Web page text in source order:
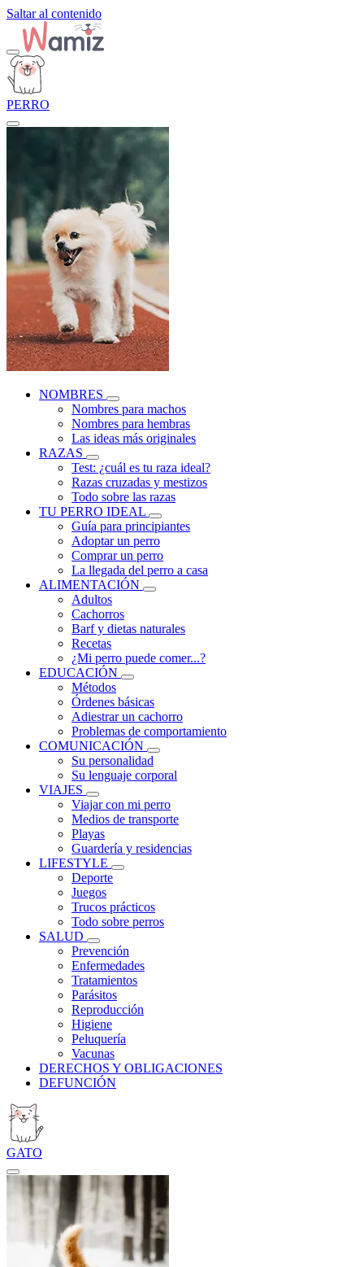
Saltar al contenido
PERRO
NOMBRES
Nombres para machos
Nombres para hembras
Las ideas más originales
RAZAS
Test: ¿cuál es tu raza ideal?
Razas cruzadas y mestizos
Todo sobre las razas
TU PERRO IDEAL
Guía para principiantes
Adoptar un perro
Comprar un perro
La llegada del perro a casa
ALIMENTACIÓN
Adultos
Cachorros
Barf y dietas naturales
Recetas
¿Mi perro puede comer...?
EDUCACIÓN
Métodos
Órdenes básicas
Adiestrar un cachorro
Problemas de comportamiento
COMUNICACIÓN
Su personalidad
Su lenguaje corporal
VIAJES
Viajar con mi perro
Medios de transporte
Playas
Guardería y residencias
LIFESTYLE
Deporte
Juegos
Trucos prácticos
Todo sobre perros
SALUD
Prevención
Enfermedades
Tratamientos
Parásitos
Reproducción
Higiene
Peluquería
Vacunas
DERECHOS Y OBLIGACIONES
DEFUNCIÓN
GATO